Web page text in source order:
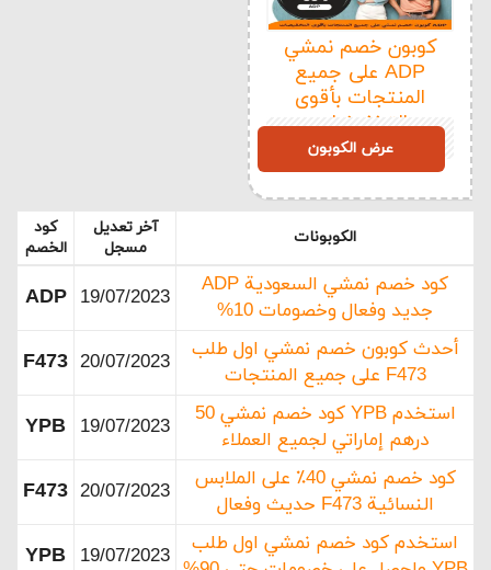
كوبون خصم نمشي
ADP على جميع
المنتجات بأقوى
التخفيضات
عرض الكوبون
الكوبونات
آخر تعديل
مسجل
كود
الخصم
كود خصم نمشي السعودية ADP
جديد وفعال وخصومات 10%
19/07/2023
ADP
أحدث كوبون خصم نمشي اول طلب
F473 على جميع المنتجات
20/07/2023
F473
استخدم YPB كود خصم نمشي 50
درهم إماراتي لجميع العملاء
19/07/2023
YPB
كود خصم نمشي 40٪ على الملابس
النسائية F473 حديث وفعال
20/07/2023
F473
استخدم كود خصم نمشي اول طلب
19/07/2023
YPB